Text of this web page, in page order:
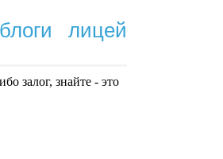
блоги лицей
залог, знайте - это